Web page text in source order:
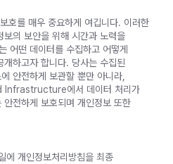
호를 매우 중요하게 여깁니다. 이러한
보의 보안을 위해 시간과 노력을
어떤 데이터를 수집하고 어떻게
하고자 합니다. 당사는 수집된
안전하게 보관할 뿐만 아니라,
Infrastructure에서 데이터 처리가
안전하게 보호되며 개인정보 또한
개인정보처리방침을 최종